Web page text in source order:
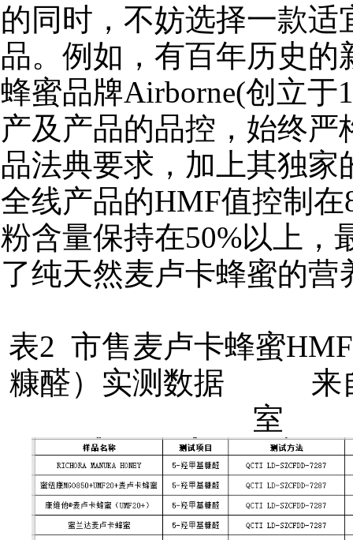
的同时，不妨选择一款适
品。例如，有百年历史的
蜂蜜品牌Airborne(创立于
产及产品的品控，始终严
品法典要求，加上其独家
全线产品的HMF值控制在
粉含量保持在50%以上，
了纯天然麦卢卡蜂蜜的营
表2 市售麦卢卡蜂蜜
糠醛）实测数据 来
室